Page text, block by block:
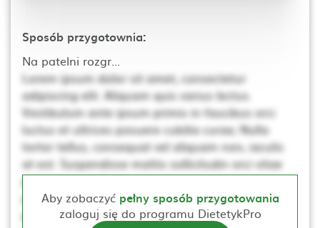
Sposób przygotownia:
Na patelni rozgr...
Lorem ipsum dolor sit amet, consectetur
adipiscing elit. Aliquam quis varius lectus.
Vestibulum ante ipsum primis in faucibus orci
luctus et ultrices posuere cubilia curae; Nulla
tortor tellus, consequat vel aliquam non, iaculis
at est. Suspendisse mattis sollicitudin orci vitae
pellentesque. Ut non neque a mi consequat
posuere. Nulla elementum, ante sed tincidunt
porta, lectus dui rhoncus magna, at posuere t
Aby zobaczyć pełny sposób przygotowania
zaloguj się do programu DietetykPro